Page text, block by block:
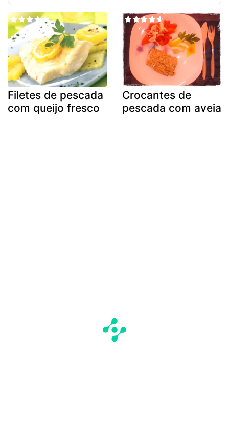
Filetes de pescada
com queijo fresco
Crocantes de
pescada com aveia